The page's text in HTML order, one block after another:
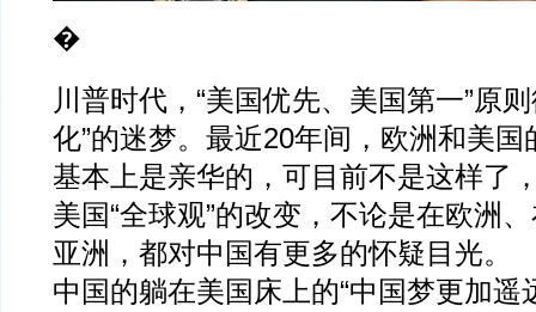
�
川普时代，“美国优先、美国第一”原
化”的迷梦。最近20年间，欧洲和美
基本上是亲华的，可目前不是这样了
美国“全球观”的改变，不论是在欧洲
亚洲，都对中国有更多的怀疑目光。
中国的躺在美国床上的“中国梦更加遥